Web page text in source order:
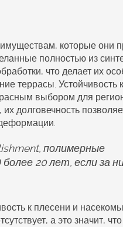
которые они
полностью из
что делает их
террасы. Устойчивость к
выбором для
долговечность
полимерные
20 лет, если за
к плесени и
а это значит,